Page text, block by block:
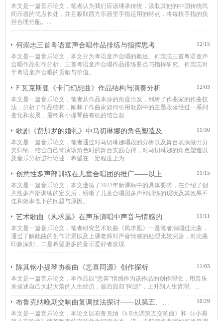
本文是一篇音乐论文，笔者认为我们应该继承传统，汲取其他的中国传统⺠
间乐器的优点⻓处，并且吸取⻄⽅乐器⾥⼿指运⽤的特点，将每根⼿指的负
担合理分配。...
何崇志三首粤语童声合唱作品排练与指挥思考 12/15
本文是一篇音乐论文，本文分为粤语童声合唱的概述、何崇志三首粤语童声
合唱作品创作分析、三首粤语童声合唱作品排练要点与指挥研究、何崇志对
于粤语童声合唱的贡献与价值。...
F.瓦克斯曼《卡门幻想曲》作品结构与演奏分析 12/03
本文是一篇音乐论文，笔者从作品本身的⻆度出发，剖析了作曲家的作曲技
法，分析了作品结构，阐释了作曲家如何引⽤歌剧中的主题段落经过⼀系列
变化和发展，最终和⼩提琴曲有机的结合起...
11/30
本文是一篇音乐论文，笔者通过对马切琳娜唱段的分析以及舞台表演做出分
类归纳，结合自己饰演该角色时的舞台实践心得，对马切琳娜的角色塑造以
及音乐分析进行论述，希望在一定程度上为...
11/15
本文是一篇音乐论文，本文遵循了2022年新课标中的具体要求，在介绍了创
意性多声部训练的定义后，明晰了儿童合唱团多声部训练的现状及其效果不
佳和效率低下的问题与原因。...
11/11
本文是一篇音乐论文，笔者研究艺术歌曲《凤求凰》⼀是笔者演唱过此曲，
通过了解此曲的创作背景以及上课⽼师对声⾳情感的处理⽐较完善，对此曲
印象深刻，⼆是希望更多的⾳乐爱好者发现...
陈其钢小提琴协奏曲《悲喜同源》创作探析 11/03
本文是一篇音乐论文，本作品以“悲喜”情感作为该作品的创作理念，用音乐
来描述自己大起大落的人生经历，最后回归“同源”，上升到人生哲理。...
10/29
本文是一篇音乐论文，本论⽂以布鲁克纳《b B⼤调第五交响曲》和《c⼩调